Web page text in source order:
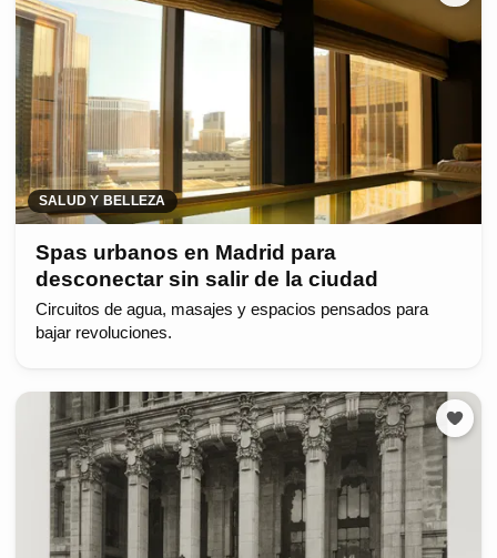
SALUD Y BELLEZA
Spas urbanos en Madrid para
desconectar sin salir de la ciudad
Circuitos de agua, masajes y espacios pensados para
bajar revoluciones.